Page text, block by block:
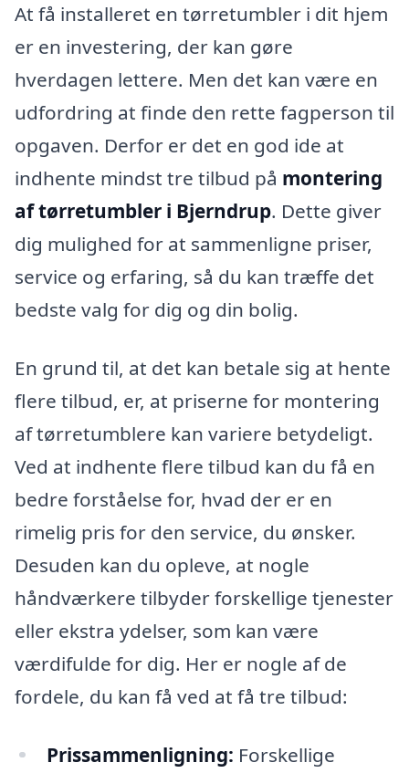
At få installeret en tørretumbler i dit hjem
er en investering, der kan gøre
hverdagen lettere. Men det kan være en
udfordring at finde den rette fagperson til
opgaven. Derfor er det en god ide at
indhente mindst tre tilbud på montering
af tørretumbler i Bjerndrup. Dette giver
dig mulighed for at sammenligne priser,
service og erfaring, så du kan træffe det
bedste valg for dig og din bolig.
En grund til, at det kan betale sig at hente
flere tilbud, er, at priserne for montering
af tørretumblere kan variere betydeligt.
Ved at indhente flere tilbud kan du få en
bedre forståelse for, hvad der er en
rimelig pris for den service, du ønsker.
Desuden kan du opleve, at nogle
håndværkere tilbyder forskellige tjenester
eller ekstra ydelser, som kan være
værdifulde for dig. Her er nogle af de
fordele, du kan få ved at få tre tilbud:
Prissammenligning: Forskellige